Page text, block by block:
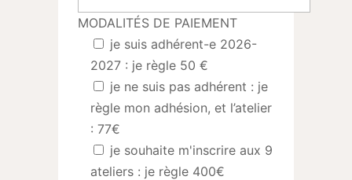
MODALITÉS DE PAIEMENT
je suis adhérent-e 2026-
2027 : je règle 50 €
je ne suis pas adhérent : je
règle mon adhésion, et l’atelier
: 77€
je souhaite m'inscrire aux 9
ateliers : je règle 400€